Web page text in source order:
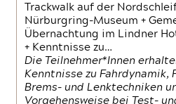
Trackwalk auf der
Nürburgring-Museum +
Übernachtung im Lindner
+ Kenntnisse zu…
Die Teilnehmer*Innen
Kenntnisse zu Fahrdynamik,
Brems- und Lenktechniken
Vorgehensweise bei Test-